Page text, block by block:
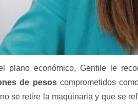
plano económico, Gentile le
de pesoscomprometidos
se retire la maquinaria y que se